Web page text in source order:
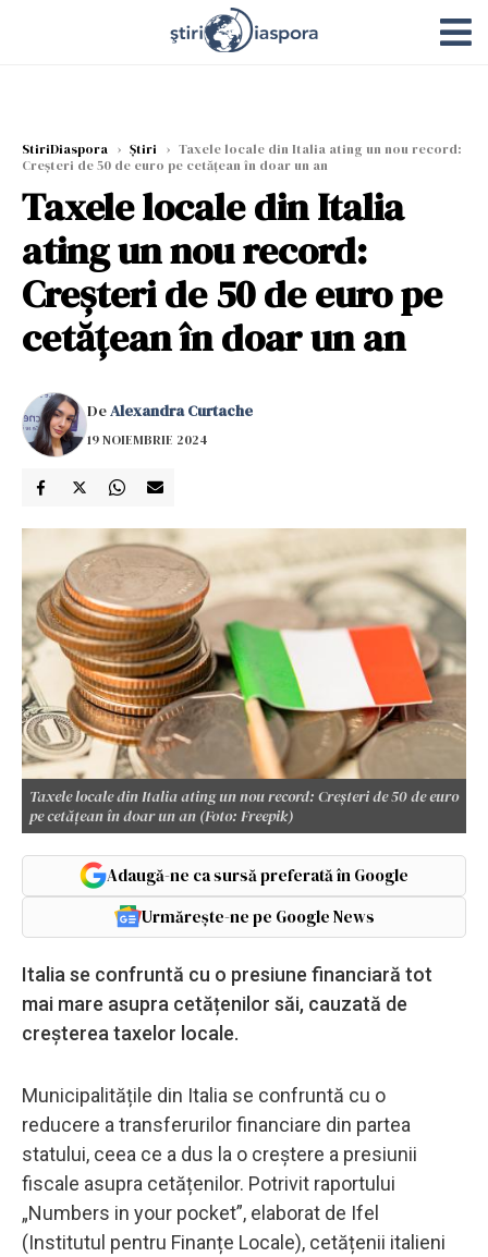
StiriDiaspora › Știri › Taxele locale din Italia ating un nou record:
Creșteri de 50 de euro pe cetățean în doar un an
Taxele locale din Italia
ating un nou record:
Creșteri de 50 de euro pe
cetățean în doar un an
DeAlexandra Curtache
19 NOIEMBRIE 2024
Taxele locale din Italia ating un nou record: Creșteri de 50 de euro
pe cetățean în doar un an (Foto: Freepik)
Adaugă-ne ca sursă preferată în Google
Urmărește-ne pe Google News
Italia se confruntă cu o presiune financiară tot
mai mare asupra cetățenilor săi, cauzată de
creșterea taxelor locale.
Municipalitățile din Italia se confruntă cu o
reducere a transferurilor financiare din partea
statului, ceea ce a dus la o creștere a presiunii
fiscale asupra cetățenilor. Potrivit raportului
„Numbers in your pocket”, elaborat de Ifel
(Institutul pentru Finanțe Locale), cetățenii italieni